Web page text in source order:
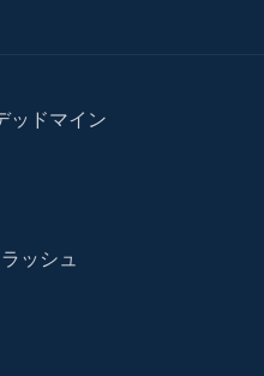
ッドマイン
ッシュ